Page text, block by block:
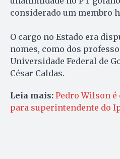
considerado um membro
O cargo no Estado era
nomes, como dos
Universidade Federal de
César Caldas.
Leia mais: Pedro Wilson
para superintendente do